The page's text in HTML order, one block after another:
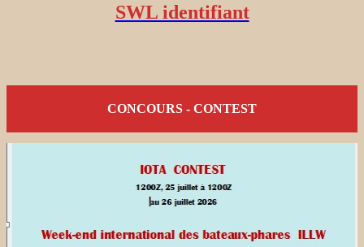
SWL identifiant
CONCOURS - CONTEST